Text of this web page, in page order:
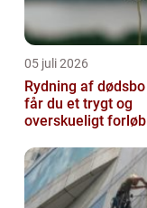
05 juli 2026
Rydning af dødsbo sådan
får du et trygt og
overskueligt forløb